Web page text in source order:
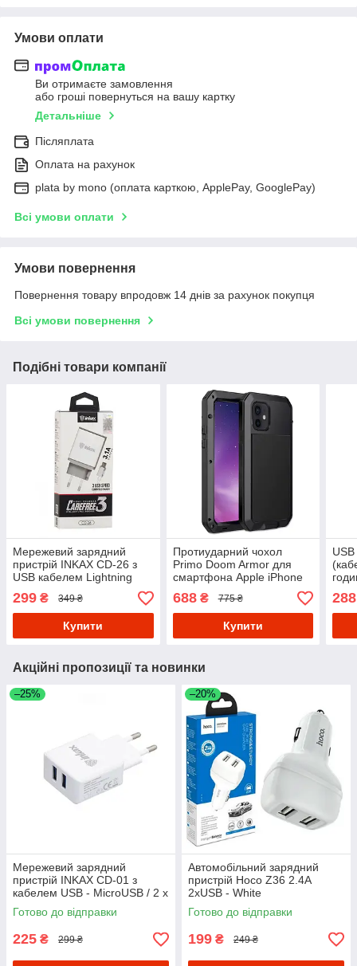
Умови оплати
Ви отримаєте замовлення
або гроші повернуться на вашу картку
Детальніше
Післяплата
Оплата на рахунок
plata by mono (оплата карткою, ApplePay, GooglePay)
Всі умови оплати
Умови повернення
Повернення товару впродовж 14 днів за рахунок покупця
Всі умови повернення
Подібні товари компанії
Мережевий зарядний
пристрій INKAX CD-26 з
USB кабелем Lightning
299 ₴ 349 ₴
Купити
Протиударний чохол
Primo Doom Armor для
смартфона Apple iPhone
688₴ 775 ₴
Купити
288
Акційні пропозиції та новинки
–25%
Мережевий зарядний
пристрій INKAX CD-01 з
кабелем USB - MicroUSB / 2 х
USB / 2.1A / 10W
Готово до відправки
225 ₴ 299 ₴
–20%
Автомобільний зарядний
пристрій Hoco Z36 2.4A
2xUSB - White
Готово до відправки
199 ₴ 249 ₴